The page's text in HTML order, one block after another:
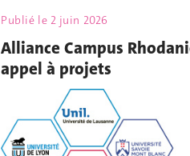
Publié le 2 juin 2026
Alliance Campus
appel à projets